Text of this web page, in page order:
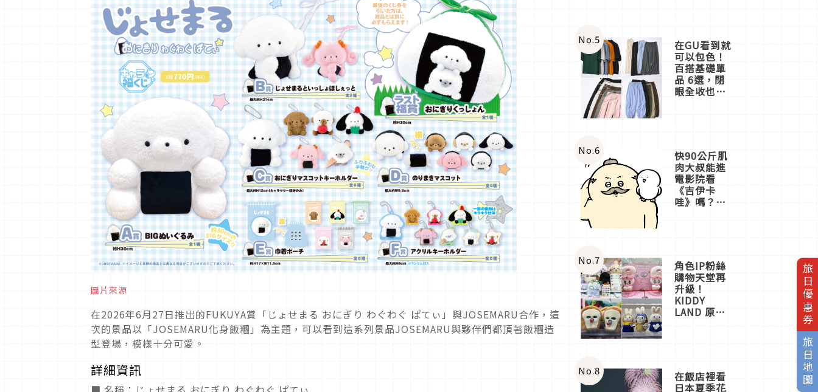
旅日優惠券
旅日地圖
圖片來源
在2026年6月27日推出的FUKUYA賞「じょせまる おにぎり わぐわぐ ぱてぃ」與JOSEMARU合作，這
次的景品以「JOSEMARU化身飯糰」為主題，可以看到這系列景品JOSEMARU與夥伴們都頂著飯糰造
型登場，模樣十分可愛。
詳細資訊
No.5 在GU看到就
可以包色！
百搭基礎單
品 6選，閉
眼全收也不
No.6 快90公斤肌
肉大叔能進
電影院看
《吉伊卡
哇》嗎？日
一同給出了
答案
No.7 角色IP粉絲
購物天堂再
升級！
KIDDY
LAND 原宿
店3分即達
No.8 在飯店裡看
日本夏季花